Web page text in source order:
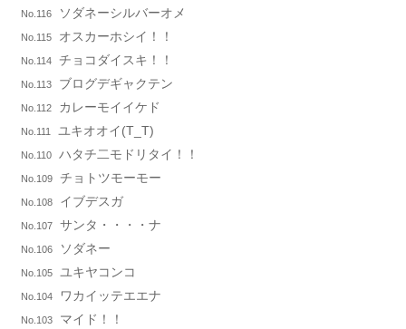
No.116 ソダネーシルバーオメ
No.115 オスカーホシイ！！
No.114 チョコダイスキ！！
No.113 ブログデギャクテン
No.112 カレーモイイケド
No.111 ユキオオイ(T_T)
No.110 ハタチ二モドリタイ！！
No.109 チョトツモーモー
No.108 イブデスガ
No.107 サンタ・・・・ナ
No.106 ソダネー
No.105 ユキヤコンコ
No.104 ワカイッテエエナ
No.103 マイド！！